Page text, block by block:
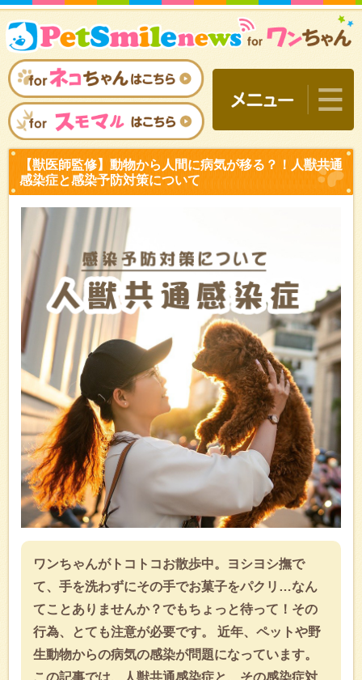
【獣医師監修】動物から
感染症と感染予防対策につ
ワンちゃんがトコトコお散歩中。ヨシヨシ撫で
て、手を洗わずにその手でお菓子をパクリ…なん
てことありませんか？でもちょっと待って！その
行為、とても注意が必要です。 近年、ペットや野
生動物からの病気の感染が問題になっています。
この記事では、人獣共通感染症と、その感染症対